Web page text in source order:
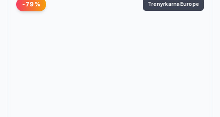
-79% TrenyrkarnaEurope